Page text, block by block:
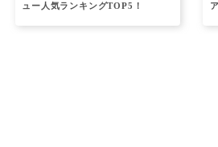
ュー人気ランキングTOP5！